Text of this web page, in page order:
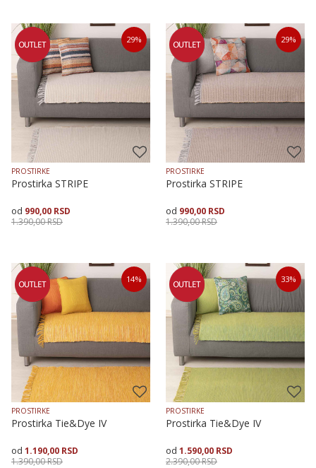
Veličina
70X200
Dodaj u korpu Veličina
70X120 70X160 70X200
Dodaj u korpu
29%
PROSTIRKE
Prostirka STRIPE
990,00 RSD
1.390,00RSD
Veličina
70X120
Dodaj u korpu
29%
PROSTIRKE
Prostirka STRIPE
990,00 RSD
1.390,00RSD
Veličina
70X120 70X200 70X160
Dodaj u korpu
14%
PROSTIRKE
Prostirka Tie&Dye IV
1.190,00 RSD
1.390,00RSD
33%
PROSTIRKE
Prostirka Tie&Dye IV
1.590,00 RSD
2.390,00RSD